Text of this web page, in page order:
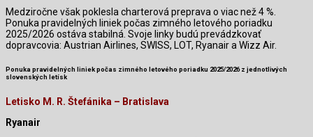
Medziročne však poklesla charterová preprava o viac než 4 %.
Ponuka pravidelných liniek počas zimného letového poriadku
2025/2026 ostáva stabilná. Svoje linky budú prevádzkovať
dopravcovia: Austrian Airlines, SWISS, LOT, Ryanair a Wizz Air.
Ponuka pravidelných liniek počas zimného letového poriadku 2025/2026 z jednotlivých
slovenských letísk
Letisko M. R. Štefánika – Bratislava
Ryanair